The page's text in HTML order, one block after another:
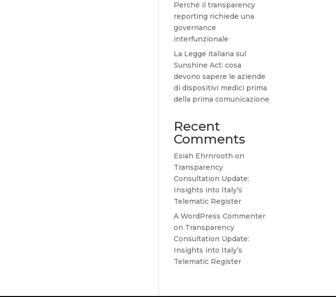
Perché il transparency
reporting richiede una
governance
interfunzionale
La Legge italiana sul
Sunshine Act: cosa
devono sapere le aziende
di dispositivi medici prima
della prima comunicazione
Recent
Comments
Esiah Ehrnrooth on
Transparency
Consultation Update:
Insights into Italy’s
Telematic Register
A WordPress Commenter
on Transparency
Consultation Update:
Insights into Italy’s
Telematic Register